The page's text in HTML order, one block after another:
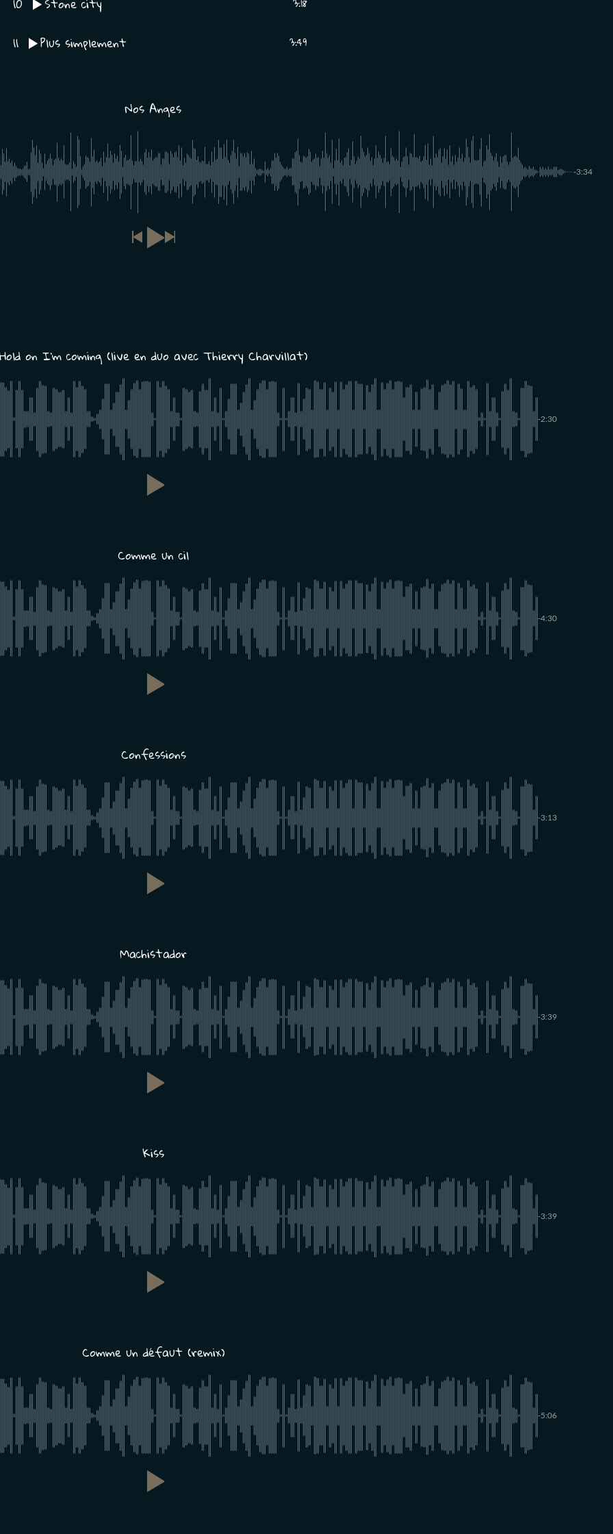
3:18
11 Plus simplement 3:49
Nos Anges
-3:34
on I’m coming (live en duo avec Thierry Charvillat)
-2:30
Comme un cil
-4:30
Confessions
-3:13
Machistador
-3:39
Kiss
-3:39
Comme un défaut (remix)
-5:06